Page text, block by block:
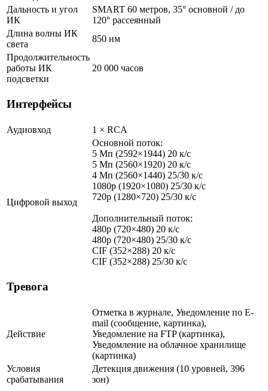
Дальность и угол
ИК
SMART 60 метров, 35° основной / до
120° рассеянный
Длина волны ИК
света
850 нм
Продолжительность
работы ИК
подсветки
20 000 часов
Интерфейсы
Аудиовход 1 × RCA
Цифровой выход
Основной поток:
5 Мп (2592×1944) 20 к/с
5 Мп (2560×1920) 20 к/с
4 Мп (2560×1440) 25/30 к/с
1080p (1920×1080) 25/30 к/с
720p (1280×720) 25/30 к/с
Дополнительный поток:
480p (720×480) 20 к/с
480p (720×480) 25/30 к/с
CIF (352×288) 20 к/с
CIF (352×288) 25/30 к/с
Тревога
Действие
Отметка в журнале, Уведомление по E-
mail (сообщение, картинка),
Уведомление на FTP (картинка),
Уведомление на облачное хранилище
(картинка)
Условия
срабатывания
Детекция движения (10 уровней, 396
зон)